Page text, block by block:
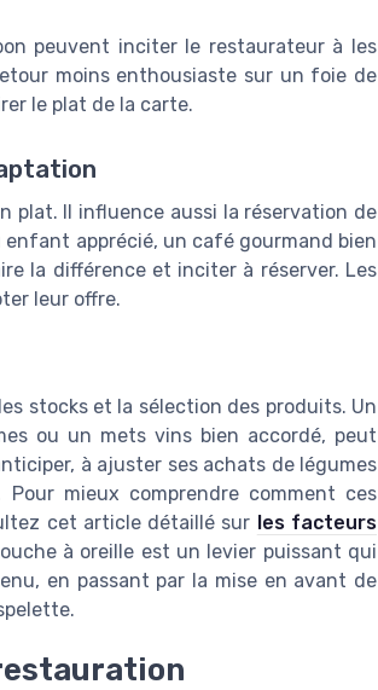
peuvent inciter le restaurateur à les
moins enthousiaste sur un foie de
le plat de la carte.
plat. Il influence aussi la réservation de
apprécié, un café gourmand bien
la différence et inciter à réserver. Les
leur offre.
stocks et la sélection des produits. Un
ou un mets vins bien accordé, peut
à ajuster ses achats de légumes
mieux comprendre comment ces
cet article détaillé sur les facteurs
à oreille est un levier puissant qui
en passant par la mise en avant de